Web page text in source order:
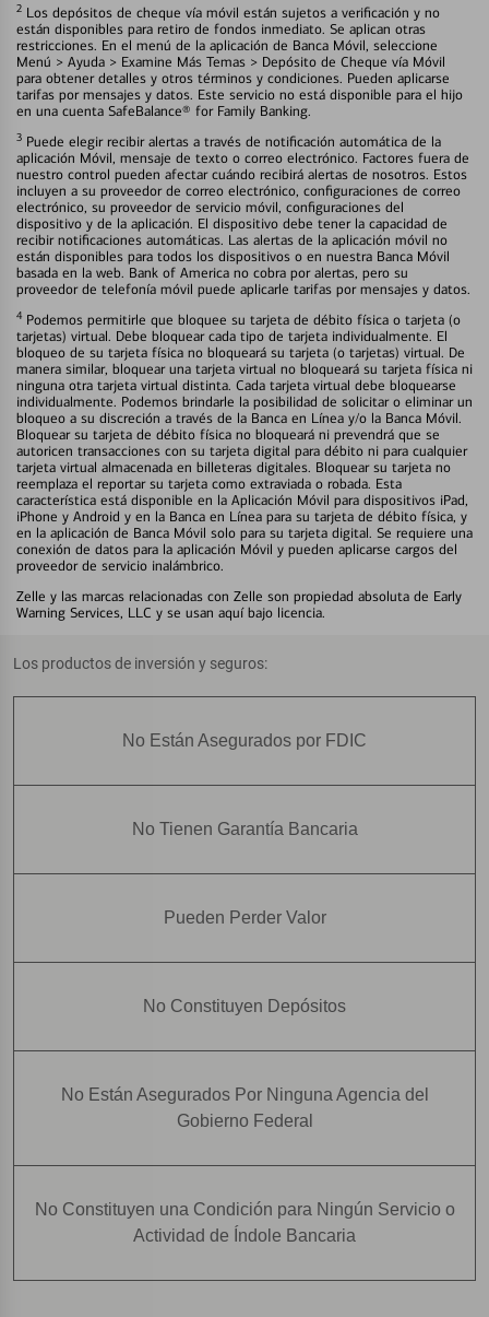
2 Los depósitos de cheque vía móvil están sujetos a verificación y no
están disponibles para retiro de fondos inmediato. Se aplican otras
restricciones. En el menú de la aplicación de Banca Móvil, seleccione
Menú > Ayuda > Examine Más Temas > Depósito de Cheque vía Móvil
para obtener detalles y otros términos y condiciones. Pueden aplicarse
tarifas por mensajes y datos. Este servicio no está disponible para el hijo
en una cuenta SafeBalance® for Family Banking.
3 Puede elegir recibir alertas a través de notificación automática de la
aplicación Móvil, mensaje de texto o correo electrónico. Factores fuera de
nuestro control pueden afectar cuándo recibirá alertas de nosotros. Estos
incluyen a su proveedor de correo electrónico, configuraciones de correo
electrónico, su proveedor de servicio móvil, configuraciones del
dispositivo y de la aplicación. El dispositivo debe tener la capacidad de
recibir notificaciones automáticas. Las alertas de la aplicación móvil no
están disponibles para todos los dispositivos o en nuestra Banca Móvil
basada en la web. Bank of America no cobra por alertas, pero su
proveedor de telefonía móvil puede aplicarle tarifas por mensajes y datos.
4 Podemos permitirle que bloquee su tarjeta de débito física o tarjeta (o
tarjetas) virtual. Debe bloquear cada tipo de tarjeta individualmente. El
bloqueo de su tarjeta física no bloqueará su tarjeta (o tarjetas) virtual. De
manera similar, bloquear una tarjeta virtual no bloqueará su tarjeta física ni
ninguna otra tarjeta virtual distinta. Cada tarjeta virtual debe bloquearse
individualmente. Podemos brindarle la posibilidad de solicitar o eliminar un
bloqueo a su discreción a través de la Banca en Línea y/o la Banca Móvil.
Bloquear su tarjeta de débito física no bloqueará ni prevendrá que se
autoricen transacciones con su tarjeta digital para débito ni para cualquier
tarjeta virtual almacenada en billeteras digitales. Bloquear su tarjeta no
reemplaza el reportar su tarjeta como extraviada o robada. Esta
característica está disponible en la Aplicación Móvil para dispositivos iPad,
iPhone y Android y en la Banca en Línea para su tarjeta de débito física, y
en la aplicación de Banca Móvil solo para su tarjeta digital. Se requiere una
conexión de datos para la aplicación Móvil y pueden aplicarse cargos del
proveedor de servicio inalámbrico.
Zelle y las marcas relacionadas con Zelle son propiedad absoluta de Early
Warning Services, LLC y se usan aquí bajo licencia.
Los productos de inversión y seguros:
No Están Asegurados por FDIC
No Tienen Garantía Bancaria
Pueden Perder Valor
No Constituyen Depósitos
No Están Asegurados Por Ninguna Agencia del
Gobierno Federal
No Constituyen una Condición para Ningún Servicio o
Actividad de Índole Bancaria